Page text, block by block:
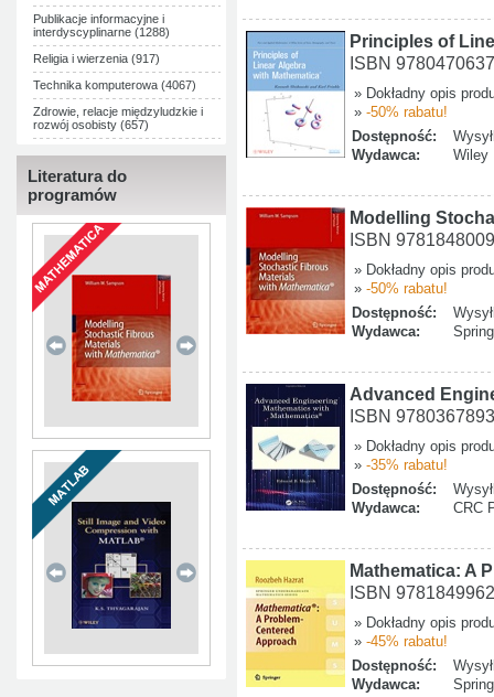
Publikacje informacyjne i
interdyscyplinarne (1288)
Religia i wierzenia (917)
Technika komputerowa (4067)
Zdrowie, relacje międzyludzkie i
rozwój osobisty (657)
Literatura do
programów
Principles of
ISBN
» Dokładny opis
» -50% rabatu!
Dostępność:
Wydawca:
Wiley
Modelling
ISBN
» Dokładny opis
» -50% rabatu!
Dostępność:
Wydawca:
Advanced
ISBN
» Dokładny opis
» -35% rabatu!
Dostępność:
Wydawca:
CRC
Mathematica: A
ISBN
» Dokładny opis
» -45% rabatu!
Dostępność:
Wydawca: